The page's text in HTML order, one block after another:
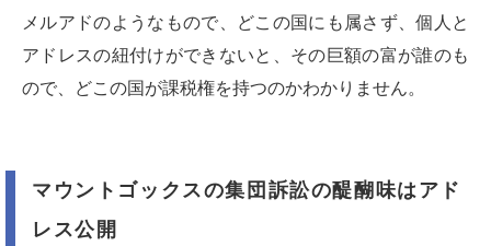
メルアドのようなもので、どこの国にも属さず、個人と
アドレスの紐付けができないと、その巨額の富が誰のも
ので、どこの国が課税権を持つのかわかりません。
マウントゴックスの集団訴訟の醍醐味はアド
レス公開